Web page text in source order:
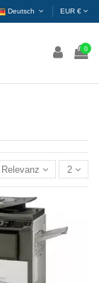
Deutsch EUR €
0
Relevanz 2